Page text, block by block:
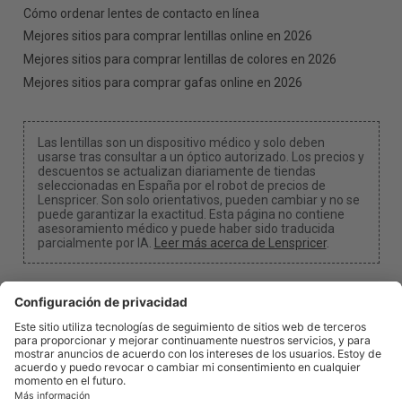
Cómo ordenar lentes de contacto en línea
Mejores sitios para comprar lentillas online en 2026
Mejores sitios para comprar lentillas de colores en 2026
Mejores sitios para comprar gafas online en 2026
Las lentillas son un dispositivo médico y solo deben
usarse tras consultar a un óptico autorizado. Los precios y
descuentos se actualizan diariamente de tiendas
seleccionadas en España por el robot de precios de
Lenspricer. Son solo orientativos, pueden cambiar y no se
puede garantizar la exactitud. Esta página no contiene
asesoramiento médico y puede haber sido traducida
parcialmente por IA.
Leer más acerca de Lenspricer.
Configuración de cookies
Podemos recibir una comisión si utilizas uno de
nuestros enlaces para realizar una compra.